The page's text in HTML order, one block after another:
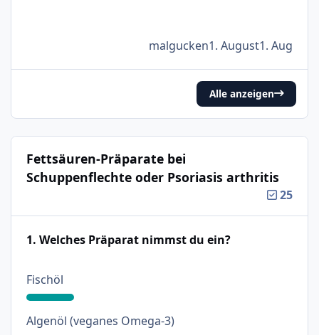
malgucken1. August1. Aug
Alle anzeigen
Fettsäuren-Präparate bei
Schuppenflechte oder Psoriasis arthritis
25
1. Welches Präparat nimmst du ein?
Fischöl: 18%
Algenöl (veganes Omega-3): 33%